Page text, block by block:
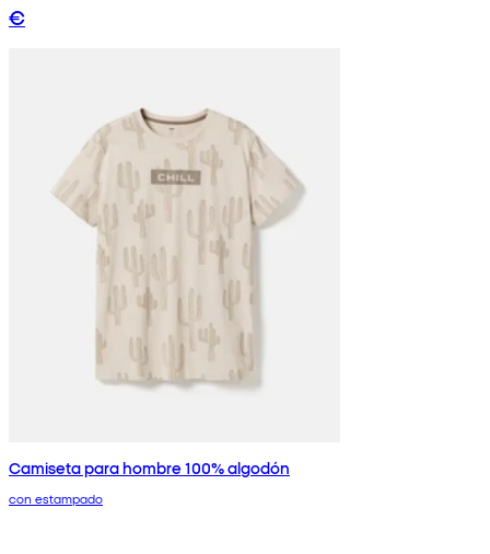
€
Camiseta para hombre 100% algodón
con estampado